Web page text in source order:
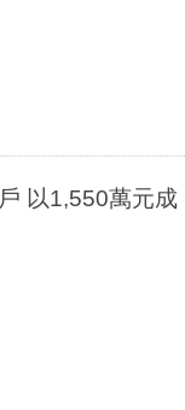
以1,550萬元成